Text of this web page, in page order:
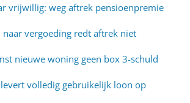
vrijwillig: weg aftrek pensioenpremie
vergoeding redt aftrek niet
nieuwe woning geen box 3-schuld
volledig gebruikelijk loon op